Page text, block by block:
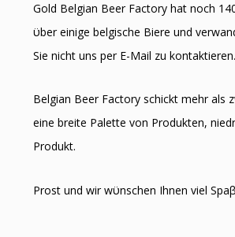
Gold Belgian Beer Factory hat noch
ϋber einige belgische Biere und
Sie nicht uns per E-Mail zu kontaktieren.
Belgian Beer Factory schickt mehr als
eine breite Palette von Produkten,
Produkt.
Prost und wir wϋnschen Ihnen viel